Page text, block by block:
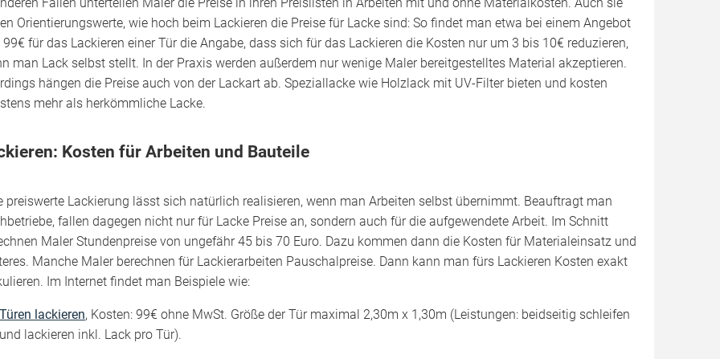
Orientierungswerte, wie hoch beim Lackieren die Preise für Lacke sind: So findet man etwa bei einem Angebot
für das Lackieren einer Tür die Angabe, dass sich für das Lackieren die Kosten nur um 3 bis 10€ reduzieren,
man Lack selbst stellt. In der Praxis werden außerdem nur wenige Maler bereitgestelltes Material akzeptieren.
hängen die Preise auch von der Lackart ab. Speziallacke wie Holzlack mit UV-Filter bieten und kosten
mehr als herkömmliche Lacke.
Kosten für Arbeiten und Bauteile
preiswerte Lackierung lässt sich natürlich realisieren, wenn man Arbeiten selbst übernimmt. Beauftragt man
fallen dagegen nicht nur für Lacke Preise an, sondern auch für die aufgewendete Arbeit. Im Schnitt
Maler Stundenpreise von ungefähr 45 bis 70 Euro. Dazu kommen dann die Kosten für Materialeinsatz und
Manche Maler berechnen für Lackierarbeiten Pauschalpreise. Dann kann man fürs Lackieren Kosten exakt
Im Internet findet man Beispiele wie:
Türen lackieren, Kosten: 99€ ohne MwSt. Größe der Tür maximal 2,30m x 1,30m (Leistungen: beidseitig schleifen
und lackieren inkl. Lack pro Tür).